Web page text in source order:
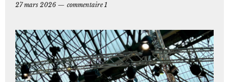
27 mars 2026
commentaire 1